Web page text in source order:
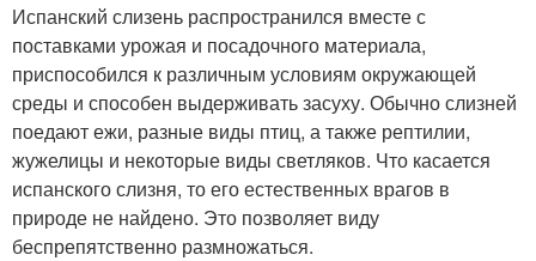
Испанский слизень распространился вместе с
поставками урожая и посадочного материала,
приспособился к различным условиям окружающей
среды и способен выдерживать засуху. Обычно слизней
поедают ежи, разные виды птиц, а также рептилии,
жужелицы и некоторые виды светляков. Что касается
испанского слизня, то его естественных врагов в
природе не найдено. Это позволяет виду
беспрепятственно размножаться.